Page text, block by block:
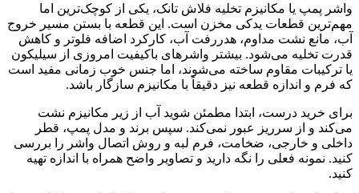
واشر پمپ یا مکانیزم تخلیه فلاش تانک، یکی از کوچک‌ترین اما
مهم‌ترین قطعات یدکی مخزن است. این قطعه با بستن مسیر خروج
آب، مانع نشت مداوم، هدررفت آب، کارکرد اضافه فلوتر و کاهش
قدرت تخلیه می‌شود. بیشتر واشرهای باکیفیت امروزی از سیلیکون
یا ترکیبات مقاوم ساخته می‌شوند، اما جنس خوب زمانی مفید است
که فرم و اندازه قطعه نیز دقیقاً با مکانیزم سازگار باشد.
برای خرید درست، ابتدا مطمئن شوید آب از زیر مکانیزم نشت
می‌کند و از سرریز عبور نمی‌کند. سپس برند و مدل پمپ، قطر
داخلی و خارجی، ضخامت، فرم لبه و روش اتصال واشر را بررسی
کنید. نمونه فعلی را نگه دارید و تصاویر واضح همراه با اندازه تهیه
کنید.